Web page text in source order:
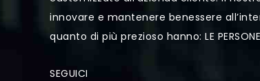
innovare e mantenere benessere
quanto di più prezioso hanno: LE
SEGUICI